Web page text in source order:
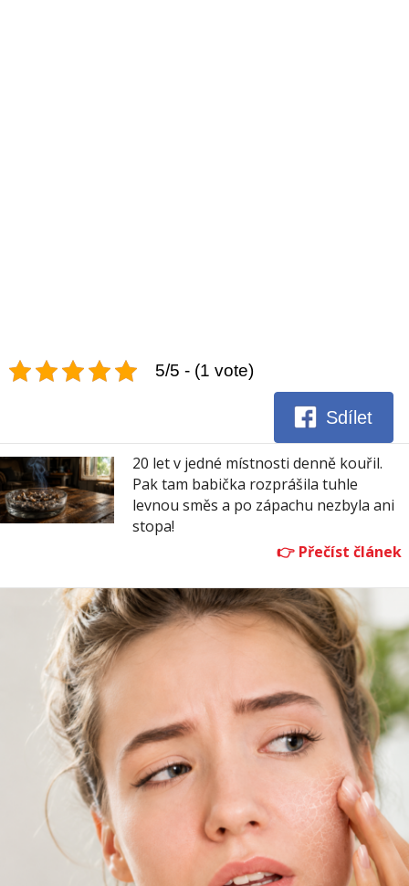
5/5 - (1 vote)
Sdílet
20 let v jedné místnosti denně kouřil.
Pak tam babička rozprášila tuhle
levnou směs a po zápachu nezbyla ani
stopa!